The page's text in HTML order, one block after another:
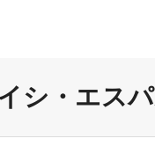
シ・エス